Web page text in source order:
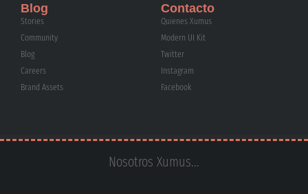
Blog
Stories
Community
Blog
Careers
Brand Assets
Contacto
Quienes Xumus
Modern UI Kit
Twitter
Instagram
Facebook
Nosotros Xumus...